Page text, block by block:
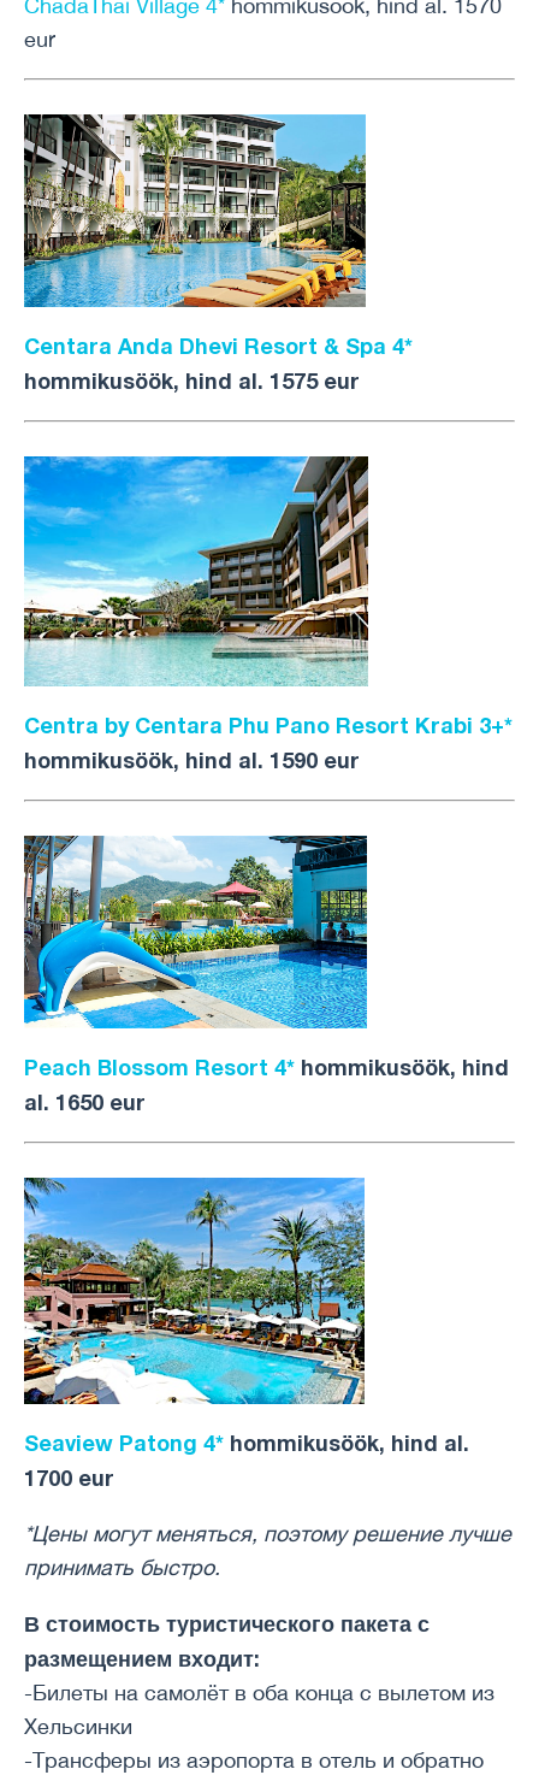
ChadaThai Village 4* hommikusöök, hind al. 1570
eur
Centara Anda Dhevi Resort & Spa 4*
hommikusöök, hind al. 1575 eur
Centra by Centara Phu Pano Resort Krabi 3+*
hommikusöök, hind al. 1590 eur
Peach Blossom Resort 4* hommikusöök, hind
al. 1650 eur
Seaview Patong 4* hommikusöök, hind al.
1700 eur
*Цены могут меняться, поэтому решение лучше
принимать быстро.
В стоимость туристического пакета с
размещением входит:
-Билеты на самолёт в оба конца с вылетом из
Хельсинки
-Трансферы из аэропорта в отель и обратно